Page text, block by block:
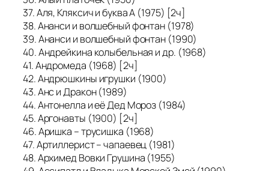
37. Аля, Кляксич и буква А (1975) [2ч]
38. Ананси и волшебный фонтан (1978)
39. Ананси и волшебный фонтан (1990)
40. Андрейкина колыбельная и др. (1968)
41. Андромеда (1968) [2ч]
42. Андрюшкины игрушки (1900)
43. Анс и Дракон (1989)
44. Антонелла и её Дед Мороз (1984)
45. Аргонавты (1900) [2ч]
46. Аришка – трусишка (1968)
47. Артиллерист – чапаевец (1981)
48. Архимед Вовки Грушина (1955)